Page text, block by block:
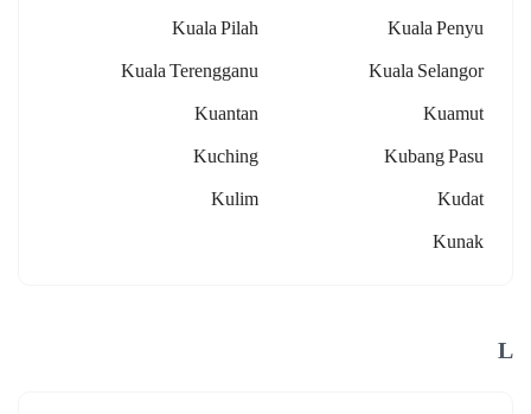
Kuala Penyu
Kuala Pilah
Kuala Selangor
Kuala Terengganu
Kuamut
Kuantan
Kubang Pasu
Kuching
Kudat
Kulim
Kunak
L